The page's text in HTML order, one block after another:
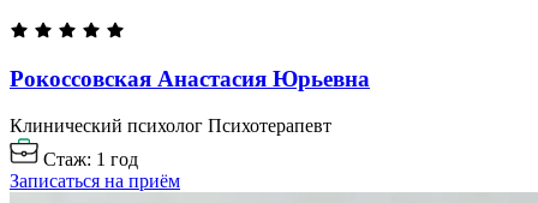
Рокоссовская Анастасия Юрьевна
Клинический психолог Психотерапевт
Стаж: 1 год
Записаться на приём